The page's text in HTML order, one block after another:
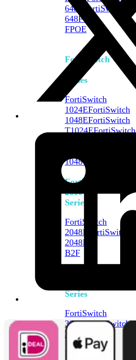
648F
FortiSwitch
648F-
FPOE
FortiSwitch
1000
Series
FortiSwitch
1024EFortiSwitch
1048EFortiSwitch
T1024EFortiSwitch
1048G
FortiSwitch
2000
Series
FortiSwitch
2048F
FortiSwitch
2048F-
B2F
Series
FortiSwitch
3032EFortiSwitch
3032G
FortiSwitch